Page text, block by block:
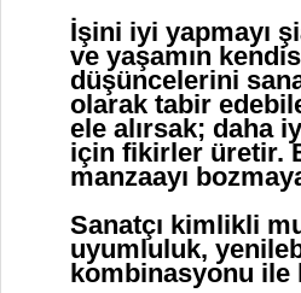
İşini iyi yapmayı
ve yaşamın
düşüncelerini
olarak tabir
ele alırsak; daha
için fikirler üretir.
manzaayı
Sanatçı kimlikli
uyumluluk,
kombinasyonu ile